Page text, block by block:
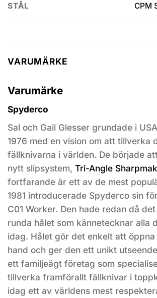
STÅL CPM
VARUMÄRKE
Varumärke
Spyderco
Sal och Gail Glesser grundade i
1976 med en vision om att tillverka
fällknivarna i världen. De började
nytt slipsystem, Tri-Angle
fortfarande är ett av de mest
1981 introducerade Spyderco sin
C01 Worker. Den hade redan då
runda hålet som kännetecknar alla
idag. Hålet gör det enkelt att
hand och ger den ett unikt
ett familjeägt företag som
tillverka framförallt fällknivar i
idag ett av världens mest